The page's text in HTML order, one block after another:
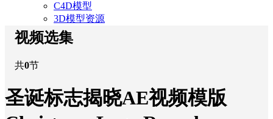
C4D模型
3D模型资源
视频选集
共0节
圣诞标志揭晓AE视频模版